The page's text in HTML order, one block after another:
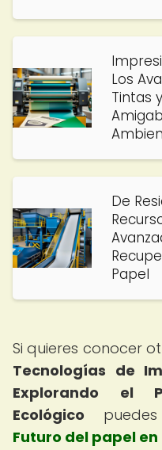
Los
Tintas
De
Papel
Si quieres conocer
Tecnologías de
Explorando el
Ecológico
Futuro del papel